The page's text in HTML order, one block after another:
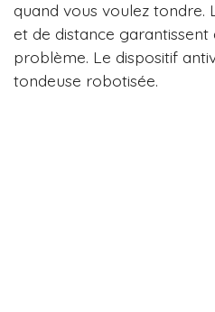
quand vous voulez tondre.
et de distance garantissent
problème. Le dispositif
tondeuse robotisée.